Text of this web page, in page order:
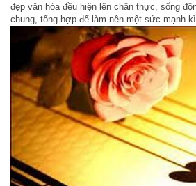
đẹp văn hóa đều hiện lên chân thực, sống
chung, tổng hợp để làm nên một sức mạnh kì